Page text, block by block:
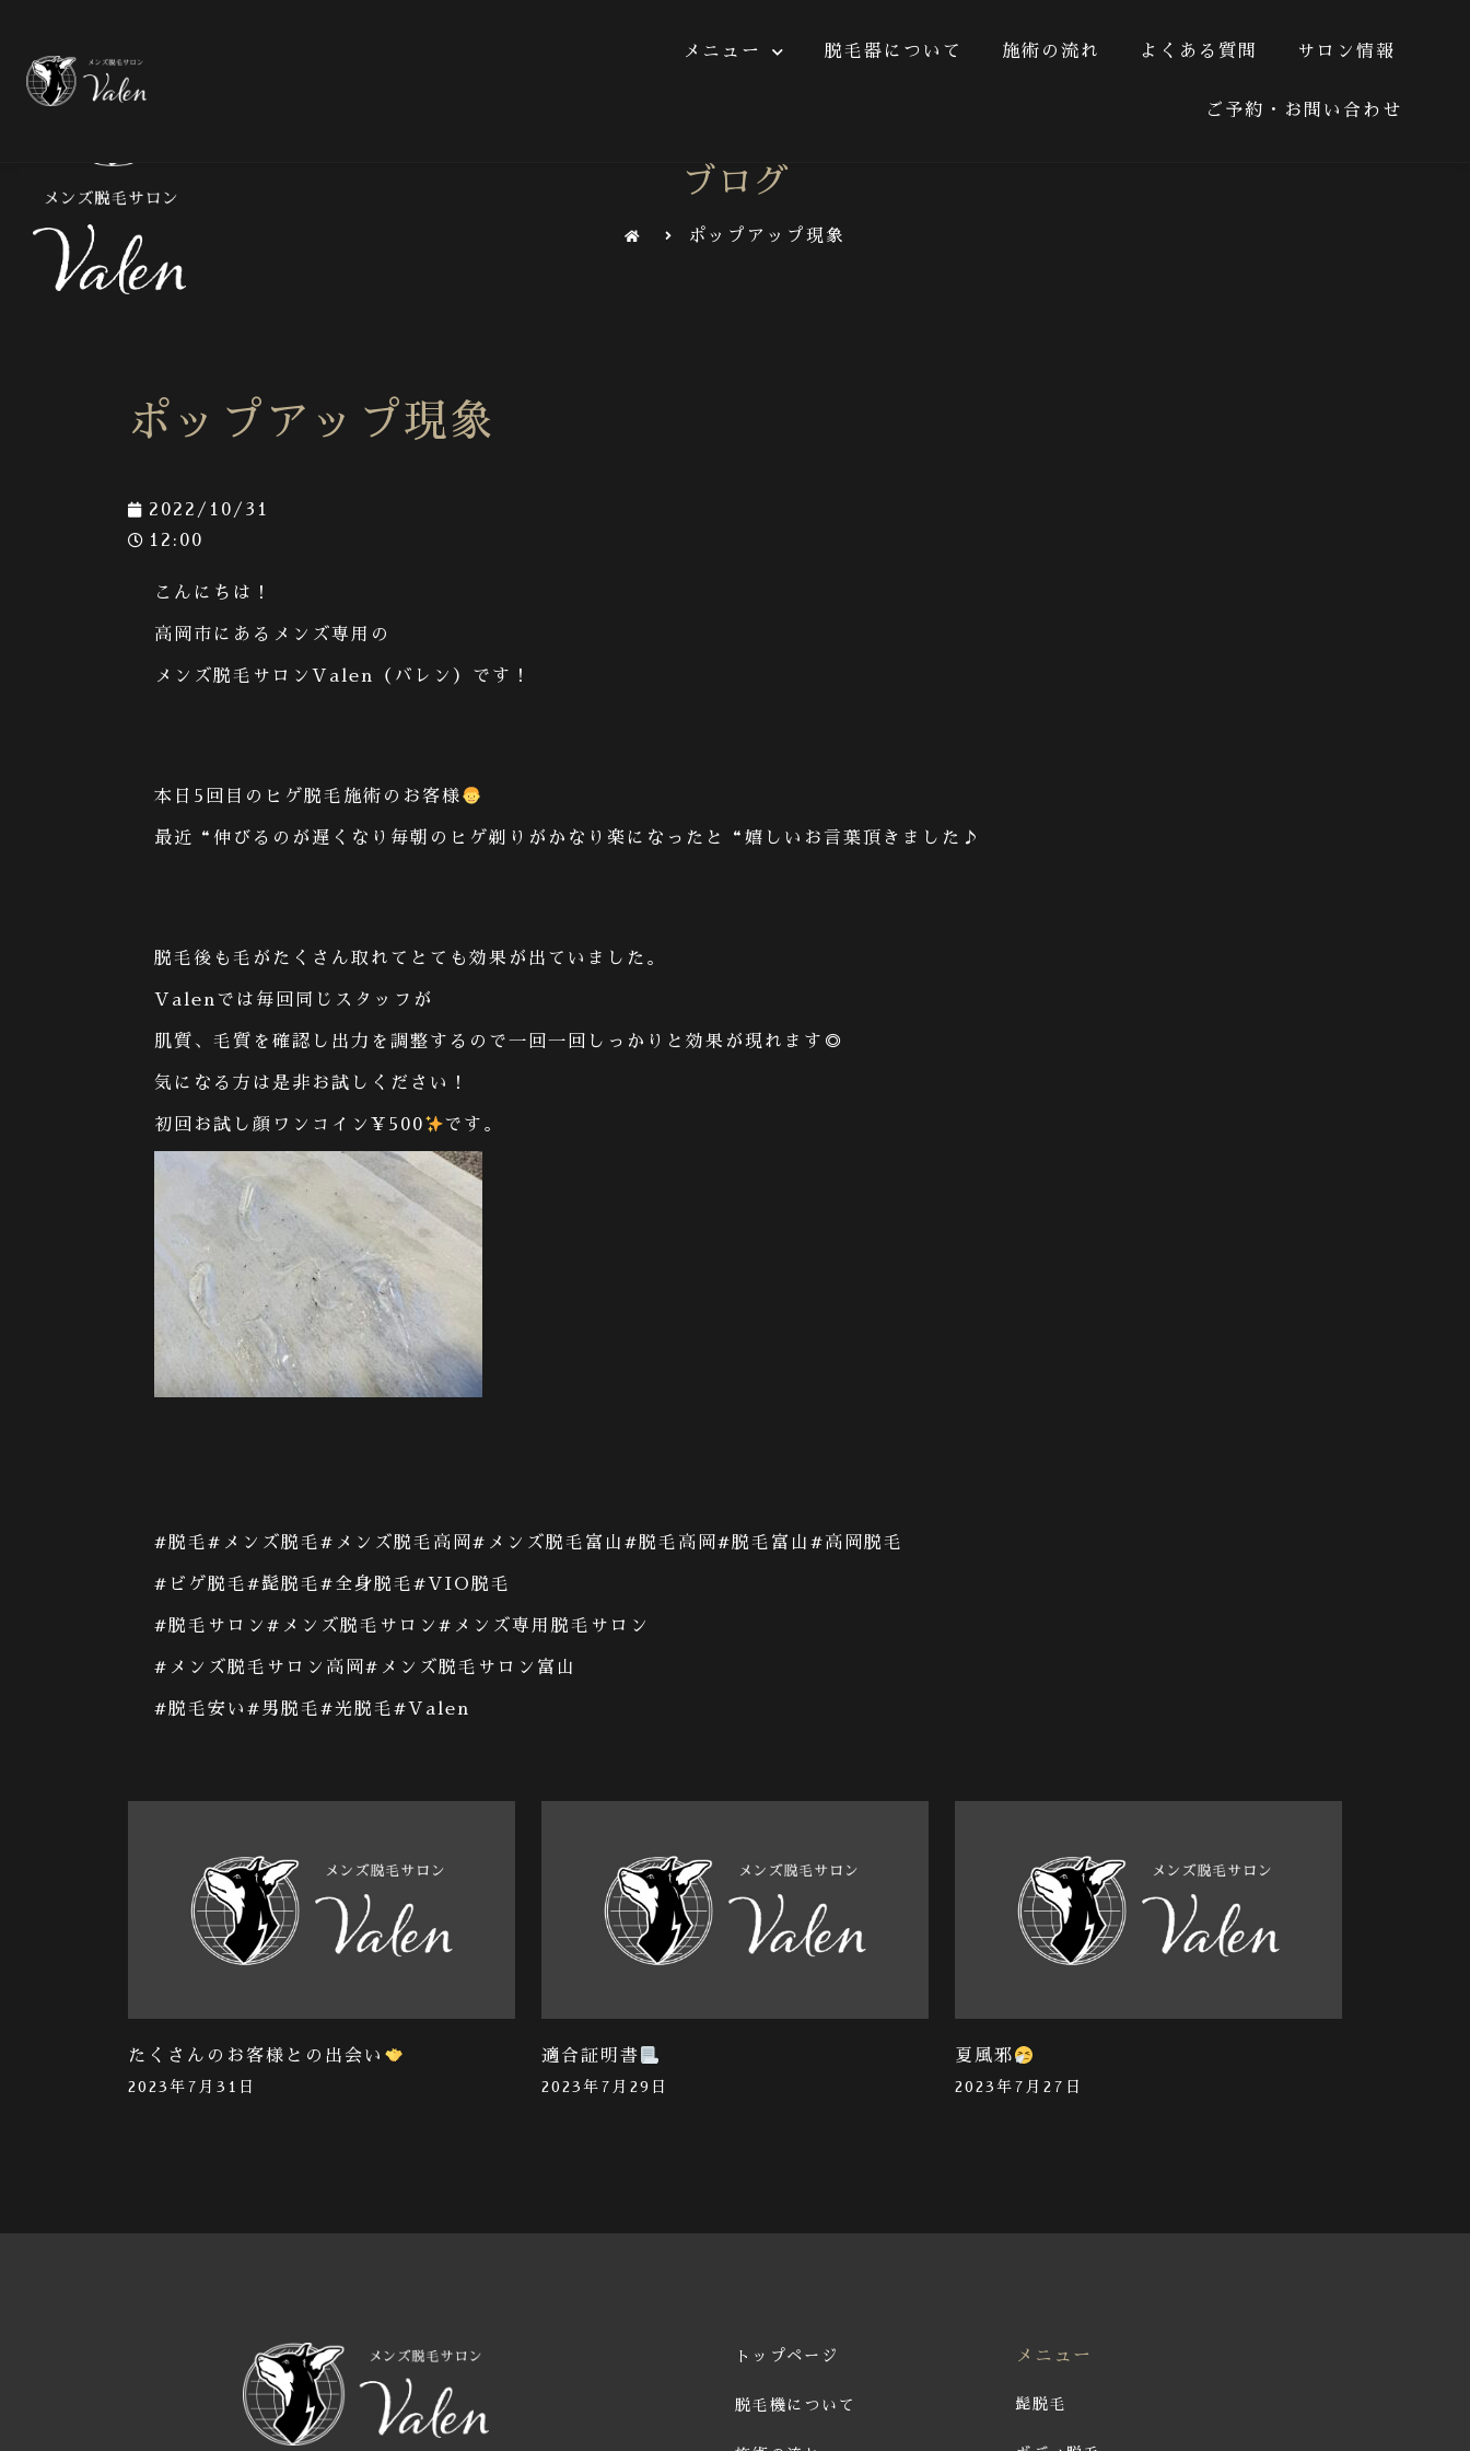
脱毛器について 施術の流れ よくある質問 サロン情報 ご予約・お問い合わせ
メニュー 脱毛器について 施術の流れ よくある質問 サロン情報
ご予約・お問い合わせ
ブログ
ポップアップ現象
ポップアップ現象
2022/10/31
12:00
こんにちは！
高岡市にあるメンズ専用の
メンズ脱毛サロン Valen （バレン）です！
本日 5 回目のヒゲ脱毛施術のお客様
最近 “ 伸びるのが遅くなり毎朝のヒゲ剃りがかなり楽になったと “ 嬉しいお言葉頂きました♪
脱毛後も毛がたくさん取れてとても効果が出ていました。
Valen では毎回同じスタッフが
肌質、毛質を確認し出力を調整するので一回一回しっかりと効果が現れます◎
気になる方は是非お試しください！
初回お試し顔ワンコイン ¥500 です。
#脱毛 # メンズ脱毛 # メンズ脱毛高岡 # メンズ脱毛富山 #脱毛高岡 #脱毛富山 #高岡脱毛
#ビゲ脱毛#髭脱毛 #全身脱毛 #VIO脱毛
#脱毛サロン #メンズ脱毛サロン# メンズ専用脱毛サロン
# メンズ脱毛サロン高岡 #メンズ脱毛サロン富山
#脱毛安い #男脱毛 #光脱毛#Valen
たくさんのお客様との出会い
2023年7月31日
適合証明書
2023年7月29日
夏風邪
2023年7月27日
トップページ
脱毛機について
メニュー
髭脱毛